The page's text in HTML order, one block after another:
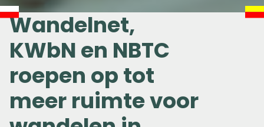
Wandelnet,
KWbN en NBTC
roepen op tot
meer ruimte voor